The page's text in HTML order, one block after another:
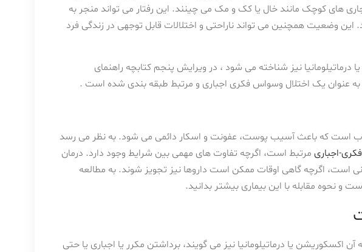
های کوچک مانند خال یا کک و مک می چینند. این رفتار می تواند منجر به
وضعیت همچنین می تواند ناراحتی و اختلالات قابل توجهی در زندگی فرد
درماتیلومانیا نیز شناخته می شود ، در ویرایش پنجم کتابچه راهنمای
که باعث آسیب پوست، عفونت و اسکار دائمی می شود. به نظر می رسد
اجباری مرتبط است، اگرچه تفاوت های مهمی بین شرایط وجود دارد. درمان
است، اگرچه گاهی اوقات ممکن است داروها نیز تجویز شوند. به مطالعه
و نحوه مقابله با این بیماری بیشتر بدانید.
یا درماتیلومانیا نیز می گویند، برداشتن مکرر یا اجباری یا حتی